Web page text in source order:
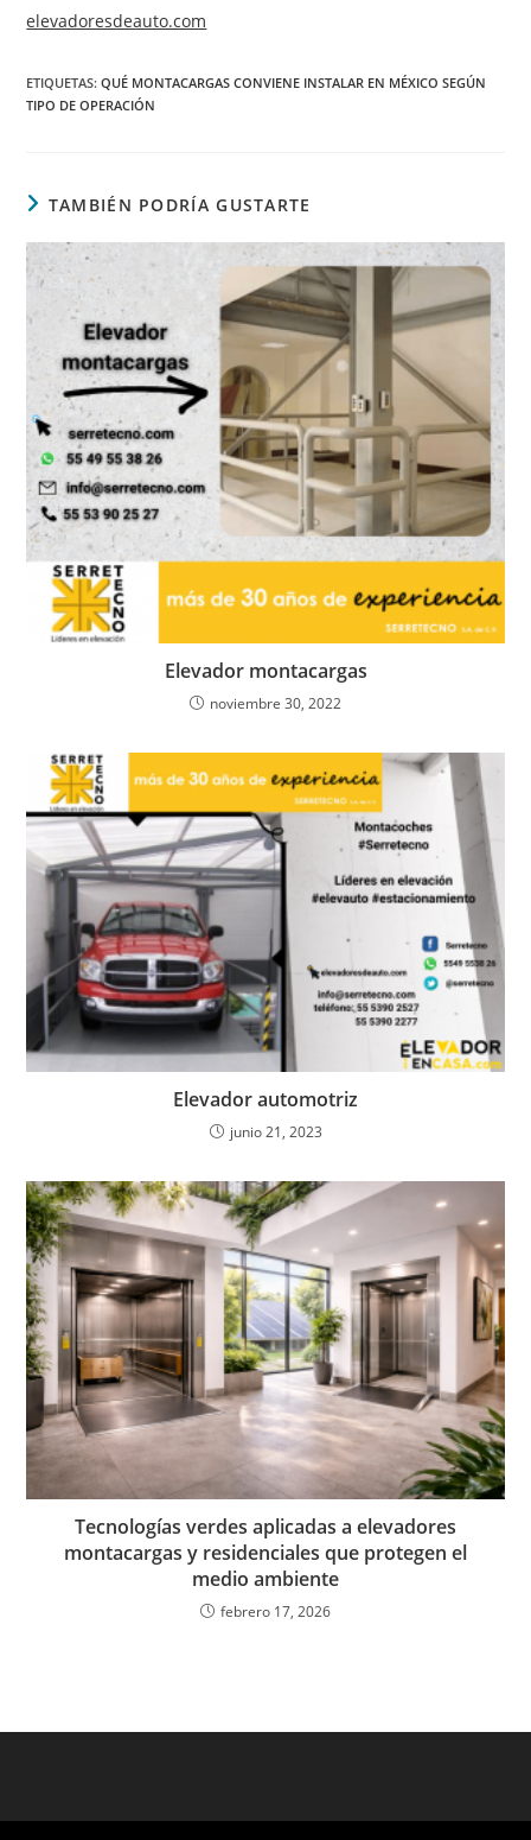
elevadoresdeauto.com
ETIQUETAS:QUÉ MONTACARGAS CONVIENE INSTALAR EN MÉXICO SEGÚN
TIPO DE OPERACIÓN
TAMBIÉN PODRÍA GUSTARTE
Elevador montacargas
noviembre 30, 2022
Elevador automotriz
junio 21, 2023
Tecnologías verdes aplicadas a elevadores
montacargas y residenciales que protegen el
medio ambiente
febrero 17, 2026